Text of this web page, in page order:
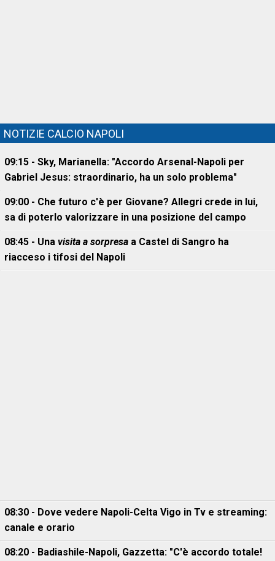
NOTIZIE CALCIO NAPOLI
09:15 - Sky, Marianella: "Accordo Arsenal-Napoli per
Gabriel Jesus: straordinario, ha un solo problema"
09:00 - Che futuro c'è per Giovane? Allegri crede in lui,
sa di poterlo valorizzare in una posizione del campo
08:45 - Una visita a sorpresa a Castel di Sangro ha
riacceso i tifosi del Napoli
08:30 - Dove vedere Napoli-Celta Vigo in Tv e streaming:
canale e orario
08:20 - Badiashile-Napoli, Gazzetta: "C'è accordo totale!